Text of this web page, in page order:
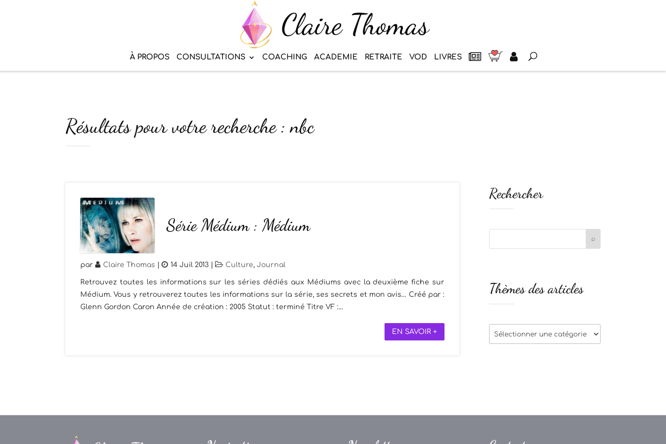
À PROPOS CONSULTATIONS COACHING ACADEMIE RETRAITE VOD LIVRES
Résultats pour votre recherche : nbc
Série Médium : Médium
par Claire Thomas 14 Juil 2013 Culture, Journal
Retrouvez toutes les informations sur les séries dédiés aux Médiums avec la deuxième fiche sur
Médium. Vous y retrouverez toutes les informations sur la série, ses secrets et mon avis… Créé par :
Glenn Gordon Caron Année de création : 2005 Statut : terminé Titre VF :...
EN SAVOIR +
Rechercher
Thèmes des articles
Thèmes
des